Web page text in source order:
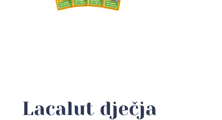
Lacalut dječja